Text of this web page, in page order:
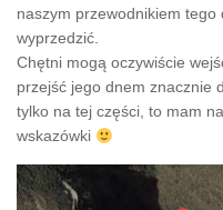
naszym przewodnikiem tego
wyprzedzić.
Chętni mogą oczywiście
przejść jego dnem znacznie
tylko na tej części, to mam
wskazówki